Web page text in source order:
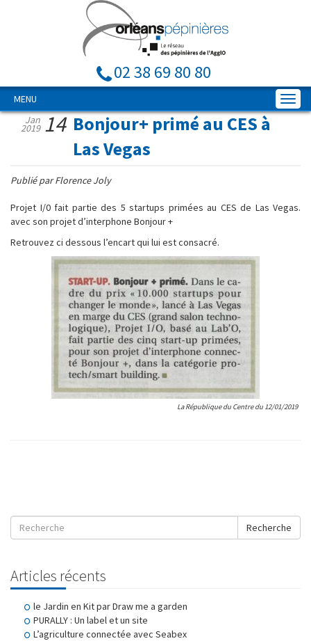
02 38 69 80 80
MENU
Bonjour+ primé au CES à
Las Vegas
Jan
2019 14
Publié par Florence Joly
Projet I/0 fait partie des 5 startups primées au CES de Las Vegas.
avec son projet d’interphone Bonjour +
Retrouvez ci dessous l’encart qui lui est consacré.
La République du Centre du 12/01/2019
Recherche
Articles récents
le Jardin en Kit par Draw me a garden
PURALLY : Un label et un site
L’agriculture connectée avec Seabex